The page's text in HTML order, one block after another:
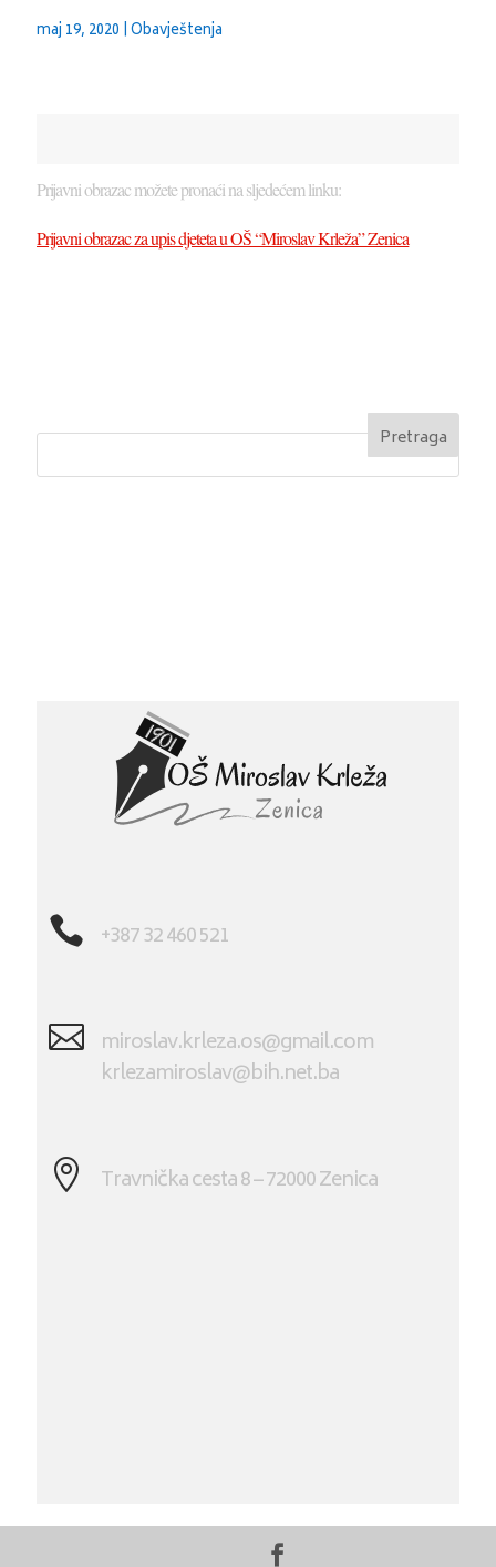
maj 19, 2020 |Obavještenja
Prijavni obrazac možete pronaći na sljedećem linku:
Prijavni obrazac za upis djeteta u OŠ “Miroslav Krleža” Zenica
 +387 32 460 521
 miroslav.krleza.os@gmail.com
krlezamiroslav@bih.net.ba
 Travnička cesta 8 – 72000 Zenica